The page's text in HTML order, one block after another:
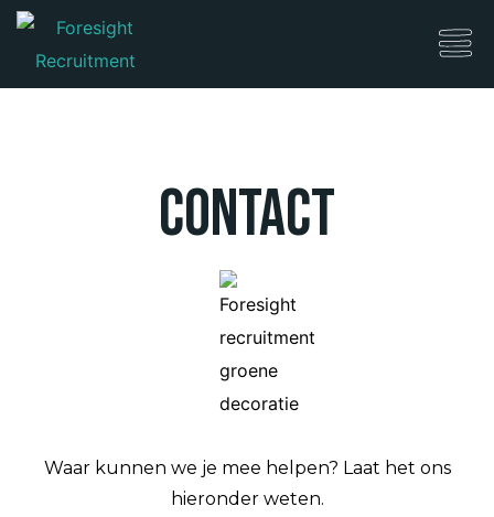
Contact
Waar kunnen we je mee helpen? Laat het ons
hieronder weten.